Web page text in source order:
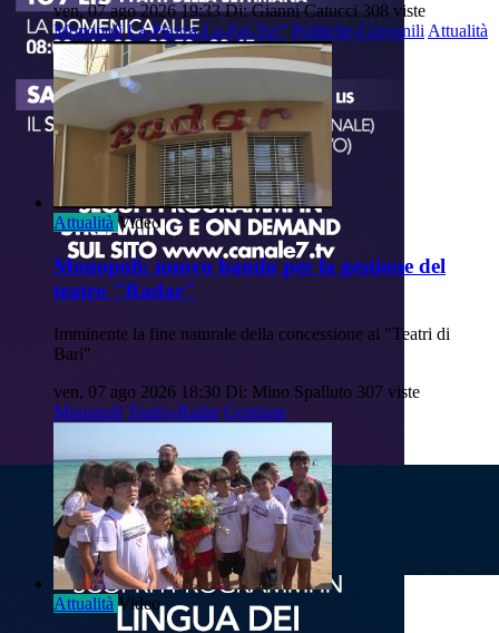
ven, 07 ago 2026 19:33 Di: Gianni Catucci 308 viste
Monopoli La-Piazza-La-Fai-Tu!” Politiche-Giovanili Attualità
Attualità Video
Monopoli: nuovo bando per la gestione del
teatro "Radar"
Imminente la fine naturale della concessione ai "Teatri di
Bari"
ven, 07 ago 2026 18:30 Di: Mino Spalluto 307 viste
Monopoli Teatro-Radar Gestione
Attualità Video